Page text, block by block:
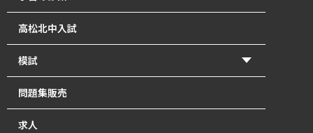
【2026年度前期】中学3年生
塾長直接指導の「塾長クラス」｜瓦町で中学生の個別
指導
【2026年度前期】高校1～3年生・既卒生
英単語道場
瓦町校
2025年 高校入試 合格体験記
2025年 北中入試 合格体験記
2024年 高校入試 合格体験記
2024年 北中入試 合格体験記
高松北中入試
模試
かとうもし
問題集販売
求人